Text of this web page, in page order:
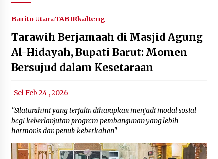
Barito UtaraTABIRkalteng
Tarawih Berjamaah di Masjid Agung
Al-Hidayah, Bupati Barut: Momen
Bersujud dalam Kesetaraan
Sel Feb 24 , 2026
"Silaturahmi yang terjalin diharapkan menjadi modal sosial
bagi keberlanjutan program pembangunan yang lebih
harmonis dan penuh keberkahan"